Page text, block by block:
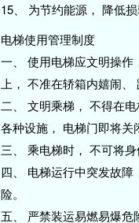
15、 为节约能源， 降低
电梯使用管理制度
一、 使用电梯应文明操
上， 不准在轿箱内嬉闹、
二、 文明乘梯， 不得在
各种设施， 电梯门即将关
三、 乘电梯时， 不可将
四、 电梯运行中突发故
险。
五、 严禁装运易燃易爆危